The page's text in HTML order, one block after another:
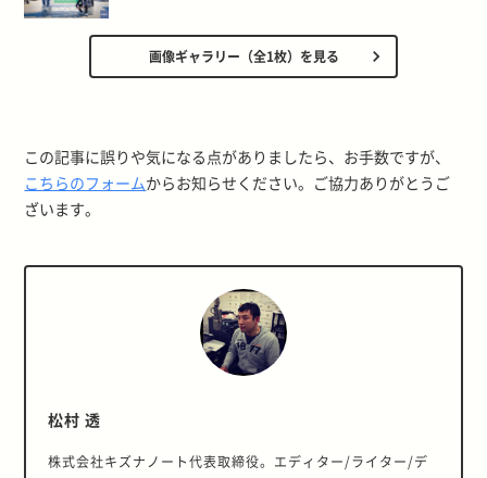
画像ギャラリー（全1枚）を見る
この記事に誤りや気になる点がありましたら、お手数ですが、
こちらのフォームからお知らせください。ご協力ありがとうご
ざいます。
松村 透
株式会社キズナノート代表取締役。エディター/ライター/デ